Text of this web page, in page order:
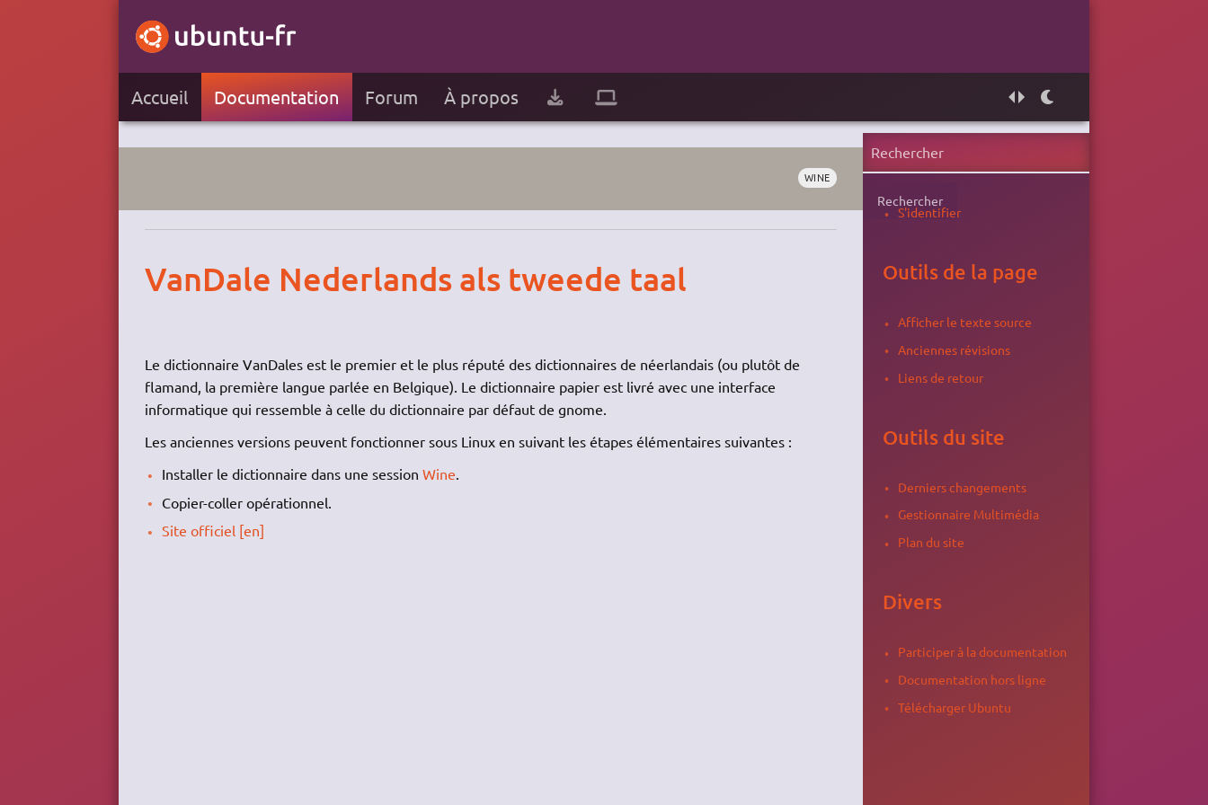
Accueil Documentation Forum À propos
WINE
VanDale Nederlands als tweede taal
Le dictionnaire VanDales est le premier et le plus réputé des dictionnaires de néerlandais (ou plutôt de
flamand, la première langue parlée en Belgique). Le dictionnaire papier est livré avec une interface
informatique qui ressemble à celle du dictionnaire par défaut de gnome.
Les anciennes versions peuvent fonctionner sous Linux en suivant les étapes élémentaires suivantes :
Installer le dictionnaire dans une sessionWine.
Copier-coller opérationnel.
Site officiel [en]
Rechercher
S'identifier
Outils de la page
Afficher le texte source
Anciennes révisions
Liens de retour
Outils du site
Derniers changements
Gestionnaire Multimédia
Plan du site
Divers
Participer à la documentation
Documentation hors ligne
Télécharger Ubuntu